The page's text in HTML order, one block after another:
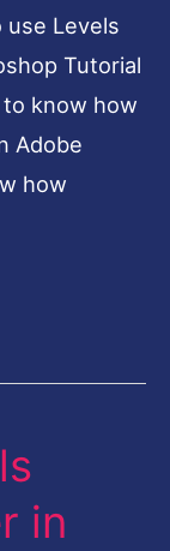
use Levels
Tutorial
know how
Adobe
how
in